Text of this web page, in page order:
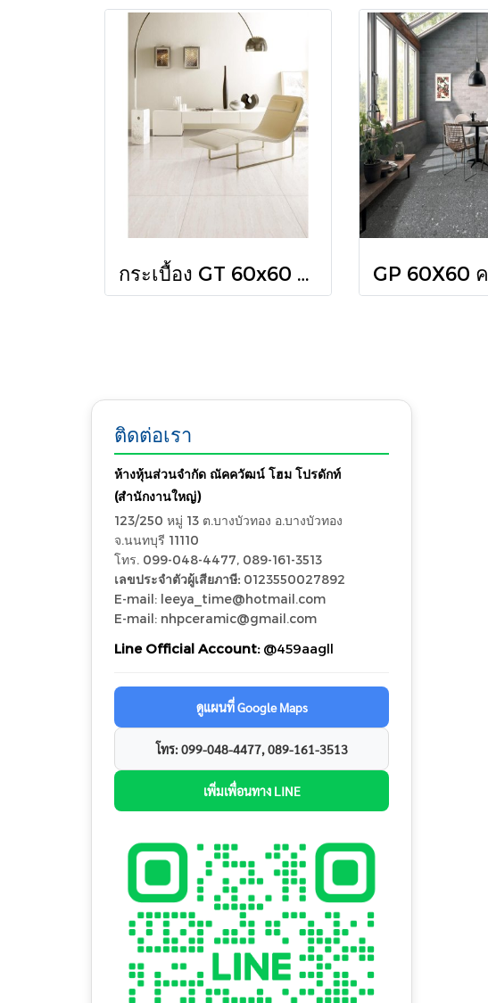
กระเบื้อง GT 60x60 โซระ โบน (POL) R/T PM
ติดต่อเรา
ห้างหุ้นส่วนจำกัด ณัคควัฒน์ โฮม โปรดักท์
(สำนักงานใหญ่)
123/250 หมู่ 13 ต.บางบัวทอง อ.บางบัวทอง
จ.นนทบุรี 11110
โทร. 099-048-4477, 089-161-3513
เลขประจำตัวผู้เสียภาษี: 0123550027892
E-mail: leeya_time@hotmail.com
E-mail: nhpceramic@gmail.com
Line Official Account:@459aagll
ดูแผนที่ Google Maps
โทร: 099-048-4477, 089-161-3513
เพิ่มเพื่อนทาง LINE